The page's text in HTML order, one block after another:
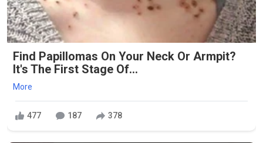
Find Papillomas On Your Neck Or Armpit?
It's The First Stage Of...
More
477 187 378